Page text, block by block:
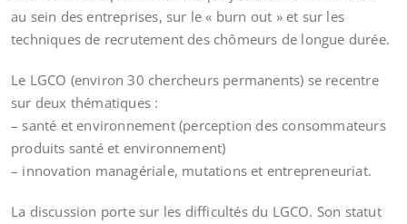
au sein des entreprises, sur le « burn out » et sur les
techniques de recrutement des chômeurs de longue durée.
Le LGCO (environ 30 chercheurs permanents) se recentre
sur deux thématiques :
– santé et environnement (perception des consommateurs
produits santé et environnement)
– innovation managériale, mutations et entrepreneuriat.
La discussion porte sur les difficultés du LGCO. Son statut